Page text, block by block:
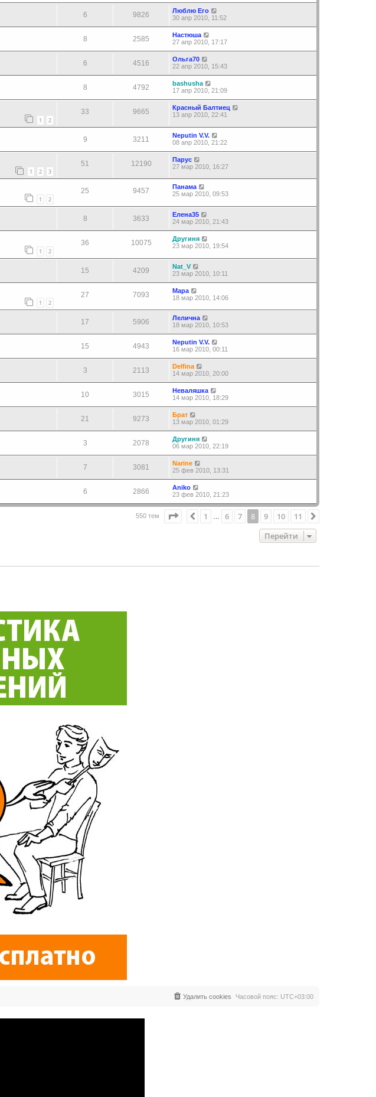
6 9826
Люблю Его
30 апр 2010, 11:52
8 2585
Настюша
27 апр 2010, 17:17
6 4516
Ольга70
22 апр 2010, 15:43
8 4792
bashusha
17 апр 2010, 21:09
1 2
33 9665
Красный Балтиец
13 апр 2010, 22:41
9 3211
Neputin V.V.
08 апр 2010, 21:22
1 2 3
51 12190
Парус
27 мар 2010, 16:27
1 2
25 9457
Панама
25 мар 2010, 09:53
8 3633
Елена35
24 мар 2010, 21:43
1 2
36 10075
Другиня
23 мар 2010, 19:54
15 4209
Nat_V
23 мар 2010, 10:11
1 2
27 7093
Мара
18 мар 2010, 14:06
17 5906
Лелична
18 мар 2010, 10:53
15 4943
Neputin V.V.
16 мар 2010, 00:11
3 2113
Delfina
14 мар 2010, 20:00
10 3015
Неваляшка
14 мар 2010, 18:29
21 9273
Брат
13 мар 2010, 01:29
3 2078
Другиня
06 мар 2010, 22:19
7 3081
Narine
25 фев 2010, 13:31
6 2866
Aniko
23 фев 2010, 21:23
550 тем Страница из 11
Пред.
1 … 6 7 8 9 10 11
Перейти
Часовой пояс: UTC+03:00
Удалить cookies